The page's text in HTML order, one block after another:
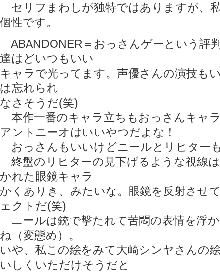
セリフまわしが独特ではありますが、
個性です。
ABANDONER＝おっさんゲーという評
達はどいつもいい
キャラで光ってます。声優さんの演技も
は忘れられ
なさそうだ(笑)
本作一番のキャラ立ちもおっさんキャ
アントニーオはいいやつだよな！
おっさんもいいけどニールとリヒター
終盤のリヒターの見下げるような視線
かれた眼鏡キャラ
かくありき、みたいな。眼鏡を反射させ
ェクトだ(笑)
ニールは銃で撃たれて苦悶の表情を浮
ね（変態め）。
いや、私この絵をみて大崎シンヤさんの
いしくいただけそうだと